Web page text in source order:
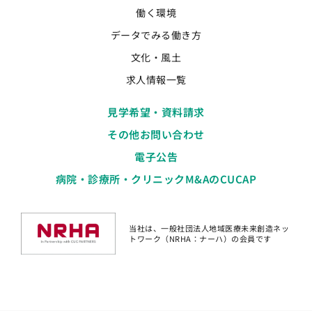
働く環境
データでみる働き方
文化・風土
求人情報一覧
見学希望・資料請求
その他お問い合わせ
電子公告
病院・診療所・クリニックM&AのCUCAP
当社は、一般社団法人地域医療未来創造ネッ
トワーク（NRHA：ナーハ）の会員です